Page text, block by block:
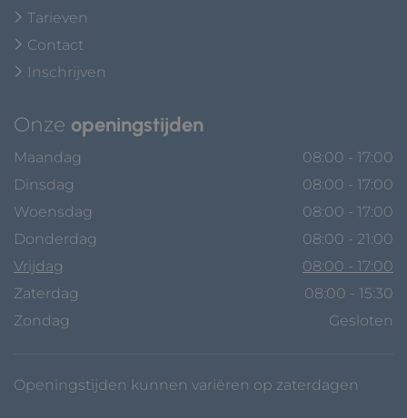
Tarieven
Contact
Inschrijven
Onze openingstijden
Maandag
08:00 - 17:00
Dinsdag
08:00 - 17:00
Woensdag
08:00 - 17:00
Donderdag
08:00 - 21:00
Vrijdag
08:00 - 17:00
Zaterdag
08:00 - 15:30
Zondag
Gesloten
Openingstijden kunnen variëren op zaterdagen